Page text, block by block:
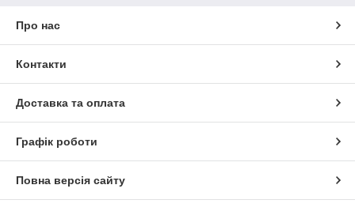
Про нас
Контакти
Доставка та оплата
Графік роботи
Повна версія сайту